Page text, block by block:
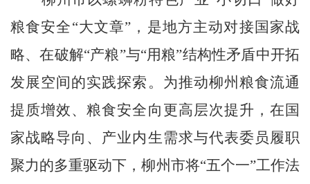
粮食安全“大文章”，是地方主动对接国家战
略、在破解“产粮”与“用粮”结构性矛盾中开拓
发展空间的实践探索。为推动柳州粮食流通
提质增效、粮食安全向更高层次提升，在国
家战略导向、产业内生需求与代表委员履职
聚力的多重驱动下，柳州市将“五个一”工作法